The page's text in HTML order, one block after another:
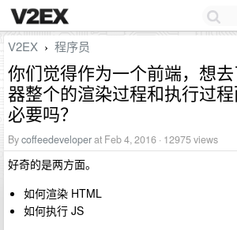
V2EX › 程序员
你们觉得作为一个前端，想
器整个的渲染过程和执行过
必要吗？
Bycoffeedeveloperat Feb 4, 2016 · 12975 views
好奇的是两方面。
如何渲染 HTML
如何执行 JS